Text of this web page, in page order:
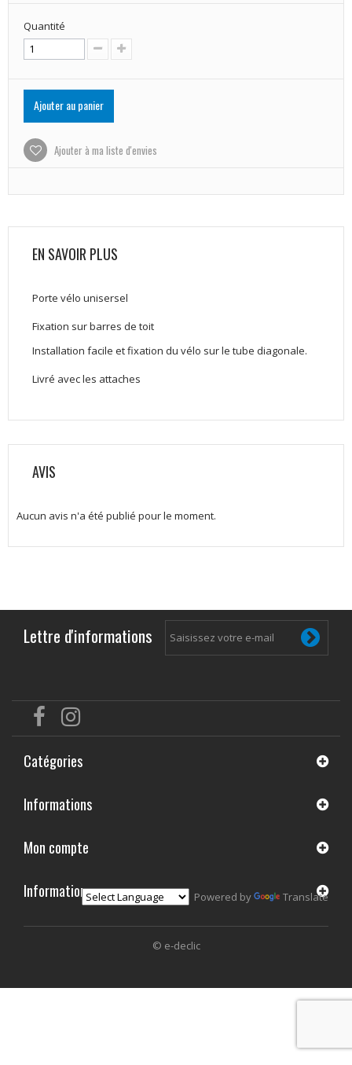
Quantité
Ajouter au panier
Ajouter à ma liste d'envies
EN SAVOIR PLUS
Porte vélo unisersel
Fixation sur barres de toit
Installation facile et fixation du vélo sur le tube diagonale.
Livré avec les attaches
AVIS
Aucun avis n'a été publié pour le moment.
Lettre d'informations
Catégories
Informations
© e-declic
Mon compte
Informations Powered by Translate